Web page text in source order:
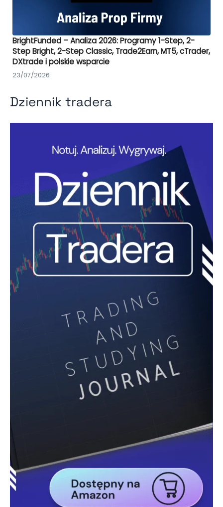
BrightFunded – Analiza 2026: Programy 1-Step, 2-
Step Bright, 2-Step Classic, Trade2Earn, MT5, cTrader,
DXtrade i polskie wsparcie
23/07/2026
Dziennik tradera